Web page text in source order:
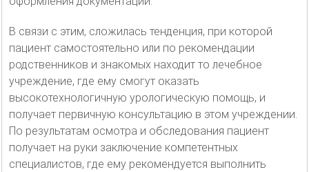
В связи с этим, сложилась тенденция, при которой
пациент самостоятельно или по рекомендации
родственников и знакомых находит то лечебное
учреждение, где ему смогут оказать
высокотехнологичную урологическую помощь, и
получает первичную консультацию в этом учреждении.
По результатам осмотра и обследования пациент
получает на руки заключение компетентных
специалистов, где ему рекомендуется выполнить